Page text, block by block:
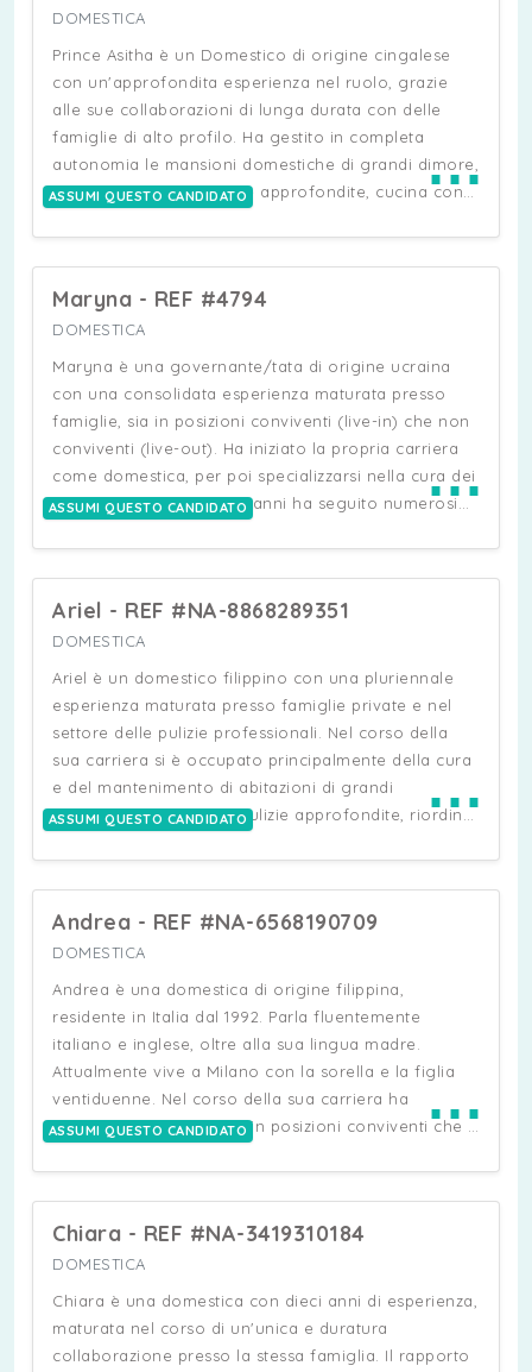
quotidiane, della gestione dei medicinali, dell’aiuto
responsabilità, mantenendo elevati standard di
ordine e igiene all’interno della casa. Mely possiede
ottime capacità relazionali, una buona conoscenza
della lingua italiana e un approccio professionale e
collaborativo con le famiglie.
DOMESTICA
Prince Asitha è un Domestico di origine cingalese
con un'approfondita esperienza nel ruolo, grazie
alle sue collaborazioni di lunga durata con delle
famiglie di alto profilo. Ha gestito in completa
autonomia le mansioni domestiche di grandi dimore,
occupandosi delle pulizie approfondite, cucina con
autista privato e nella gestione di ville e giardini. Ha
lavorato sia come live in che live out, mostrando
grande discrezione e professionalità. Attualmente
disponibile per opportunità lavorative nel Nord Italia
ASSUMI QUESTO CANDIDATO ⋯
Maryna - REF #4794
DOMESTICA
Maryna è una governante/tata di origine ucraina
con una consolidata esperienza maturata presso
famiglie, sia in posizioni conviventi (live-in) che non
conviventi (live-out). Ha iniziato la propria carriera
come domestica, per poi specializzarsi nella cura dei
bambini. Nel corso degli anni ha seguito numerosi
e accompagnandoli nelle diverse fasi della crescita.
Di recente ha inoltre completato un corso di
formazione in Analisi del Comportamento Applicata
discreta, affidabile, seria e professionale, apprezzata
per il suo approccio responsabile e la capacità di
instaurare un rapporto di fiducia con le famiglie. Ha
la patente e sa nuotare.
ASSUMI QUESTO CANDIDATO ⋯
Ariel - REF #NA-8868289351
DOMESTICA
Ariel è un domestico filippino con una pluriennale
esperienza maturata presso famiglie private e nel
settore delle pulizie professionali. Nel corso della
sua carriera si è occupato principalmente della cura
e del mantenimento di abitazioni di grandi
dimensioni, svolgendo pulizie approfondite, riordino
persona laboriosa, discreta e disponibile, abituata a
lavorare in contesti familiari strutturati e a
collaborare con altro personale domestico. Al
ASSUMI QUESTO CANDIDATO ⋯
Andrea - REF #NA-6568190709
DOMESTICA
Andrea è una domestica di origine filippina,
residente in Italia dal 1992. Parla fluentemente
italiano e inglese, oltre alla sua lingua madre.
Attualmente vive a Milano con la sorella e la figlia
ventiduenne. Nel corso della sua carriera ha
maturato esperienza sia in posizioni conviventi che a
le principali mansioni domestiche: pulizie di
appartamenti e ville di grandi dimensioni, stiro, cura
del guardaroba e preparazione dei pasti. Grazie al
ASSUMI QUESTO CANDIDATO ⋯
Chiara - REF #NA-3419310184
DOMESTICA
Chiara è una domestica con dieci anni di esperienza,
maturata nel corso di un'unica e duratura
collaborazione presso la stessa famiglia. Il rapporto